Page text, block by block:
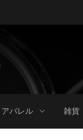
アパレル 雑貨